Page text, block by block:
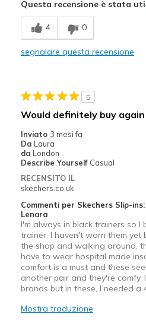
Breathe Well
Comfortable
Casual Wear
Width
Sizing
Feels true to
Questa recensione è stata
4 0
segnalare questa recensione
5
Would definitely buy again
Inviato 3 mesi fa
Da Laura
da London
Describe Yourself Casual
RECENSITO IL
skechers.co.uk
Commenti per Skechers Slip-
Lenara
I'm always in black trainers so I
trainer. I haven't worn them yet
the shop and walking around,
have to wear hospital made
comfort is a must and these
another pair and they're comfy.
brands but in these, I needed a
Mostra traduzione